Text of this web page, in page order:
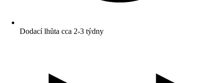
Dodací lhůta cca 2-3 týdny